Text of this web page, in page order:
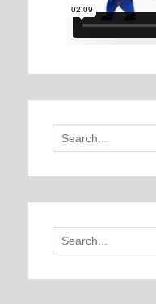
Search
for:
Search
for: